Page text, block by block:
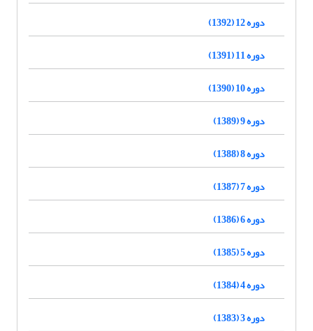
دوره 12 (1392)
دوره 11 (1391)
دوره 10 (1390)
دوره 9 (1389)
دوره 8 (1388)
دوره 7 (1387)
دوره 6 (1386)
دوره 5 (1385)
دوره 4 (1384)
دوره 3 (1383)